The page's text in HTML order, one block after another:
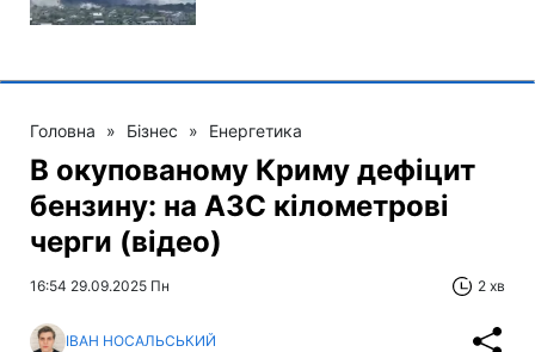
Головна » Бізнес » Енергетика
В окупованому Криму дефіцит
бензину: на АЗС кілометрові
черги (відео)
16:54 29.09.2025 Пн 2 хв
ІВАН НОСАЛЬСЬКИЙ